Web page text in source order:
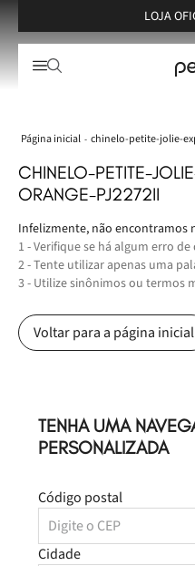
LOJA
TENHA UMA
PERSONALIZADA
Código postal
Cidade
chinelo-petite-jolie-
CHINELO-PETITE-
ORANGE-PJ2272II
Infelizmente, não encontramos
1 - Verifique se há algum erro de
2 - Tente utilizar apenas uma
3 - Utilize sinônimos ou termos
Voltar para a página inicial